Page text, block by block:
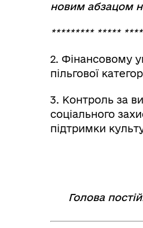
новим абзацом
********* *****
2. Фінансовому
пільгової
3. Контроль за
соціального
підтримки
Голова